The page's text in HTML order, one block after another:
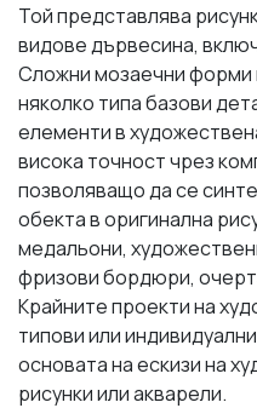
Той представлява
видове дървесина,
Сложни мозаечни форми
няколко типа базови
елементи в
висока точност чрез
позволяващо да се
обекта в оригинална
медальони,
фризови бордюри,
Крайните проекти на
типови или
основата на ескизи на
рисунки или акварели.